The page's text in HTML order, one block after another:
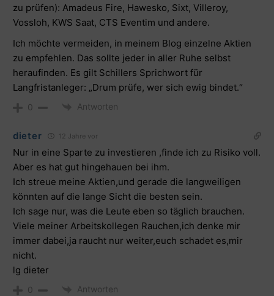
zu prüfen): Amadeus Fire, Hawesko, Sixt, Villeroy,
Vossloh, KWS Saat, CTS Eventim und andere.
Ich möchte vermeiden, in meinem Blog einzelne Aktien
zu empfehlen. Das sollte jeder in aller Ruhe selbst
heraufinden. Es gilt Schillers Sprichwort für
Langfristanleger: „Drum prüfe, wer sich ewig bindet.“
0 Antworten
dieter 12 Jahre vor
Nur in eine Sparte zu investieren ,finde ich zu Risiko voll.
Aber es hat gut hingehauen bei ihm.
Ich streue meine Aktien,und gerade die langweiligen
könnten auf die lange Sicht die besten sein.
Ich sage nur, was die Leute eben so täglich brauchen.
Viele meiner Arbeitskollegen Rauchen,ich denke mir
immer dabei,ja raucht nur weiter,euch schadet es,mir
nicht.
lg dieter
0 Antworten